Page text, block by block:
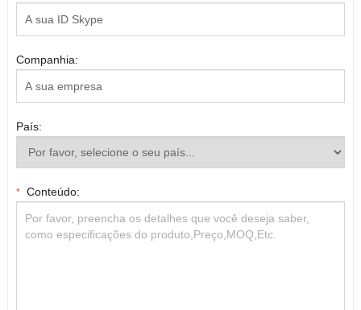
Companhia:
País:
* Conteúdo: